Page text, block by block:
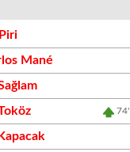
Mané
74'